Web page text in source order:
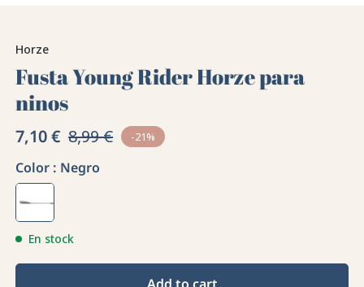
Horze
Fusta Young Rider Horze para
ninos
7,10 € 8,99 € -21%
Color : Negro
En stock